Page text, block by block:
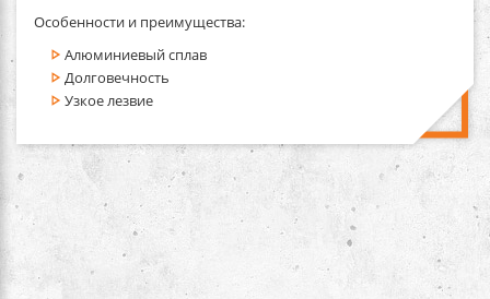
Особенности и преимущества:
Алюминиевый сплав
Долговечность
Узкое лезвие